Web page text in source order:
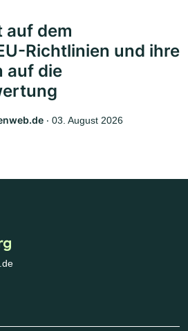
auf dem
Richtlinien und ihre
auf die
‧ 03. August 2026